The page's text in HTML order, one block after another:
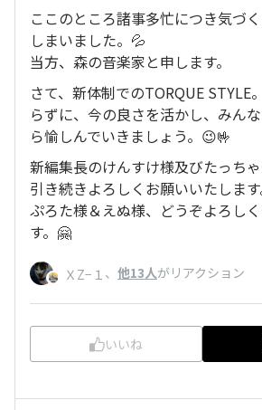
ここのところ諸事多忙につき気づ
しまいました。💦
当方、森の音楽家と申します。
さて、新体制でのTORQUE STYLE
らずに、今の良さを活かし、みん
ら愉しんでいきましょう。😉🤟
新編集長のけんすけ様及びたっちゃ
引き続きよろしくお願いいたしま
ぷろた様＆えぬ様、どうぞよろし
す。🤗
ＸZ−１ 、 他13人がリアクション
いいね